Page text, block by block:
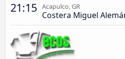
21:15 Acapulco, GR
Costera Miguel